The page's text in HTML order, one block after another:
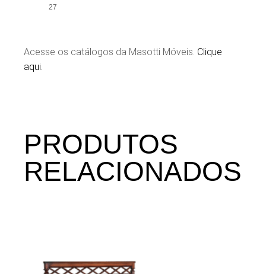
27
Acesse os catálogos da Masotti Móveis. Clique
aqui.
PRODUTOS
RELACIONADOS